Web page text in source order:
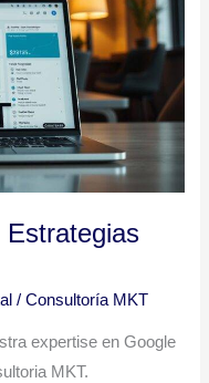
Estrategias
/Consultoría MKT
expertise en Google
MKT.